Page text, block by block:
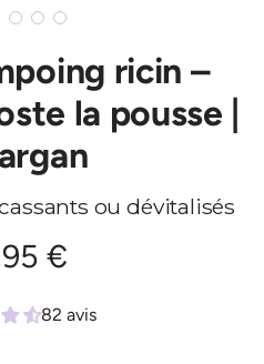
ricin –
la pousse |
ou dévitalisés
Prix
régulier
€
82 avis